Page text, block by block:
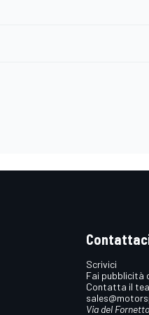
Scrivici
Fai pubblicità
Contatta il
Via del